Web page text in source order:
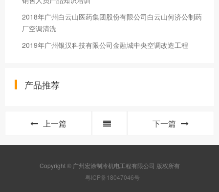
2018年广州白云山医药集团股份有限公司白云山何济公制药
厂空调清洗
2019年广州银汉科技有限公司金融城中央空调改造工程
产品推荐
上一篇 下一篇
Copyright © 广州宏涂制冷机电工程有限公司 版权所有
粤ICP备18047046号